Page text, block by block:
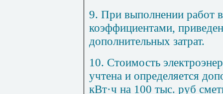
9. При выполнении работ
коэффициентами, приве
дополнительных затрат.
10. Стоимость
учтена и определяется
кВт·ч на 100 тыс. руб